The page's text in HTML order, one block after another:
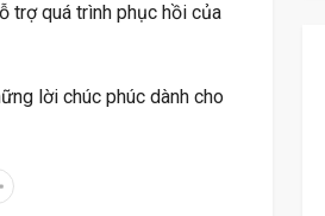
trợ quá trình phục hồi của
lời chúc phúc dành cho